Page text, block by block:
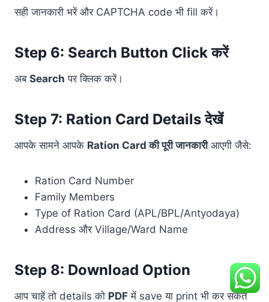
सही जानकारी भरें और CAPTCHA code भी fill करें।
Step 6: Search Button Click करें
अब Search पर क्लिक करें।
Step 7: Ration Card Details देखें
आपके सामने आपके Ration Card की पूरी जानकारीआएगी जैसे:
Ration Card Number
Family Members
Type of Ration Card (APL/BPL/Antyodaya)
Address और Village/Ward Name
Step 8: Download Option
आप चाहें तो details को PDF में save या print भी कर सकते